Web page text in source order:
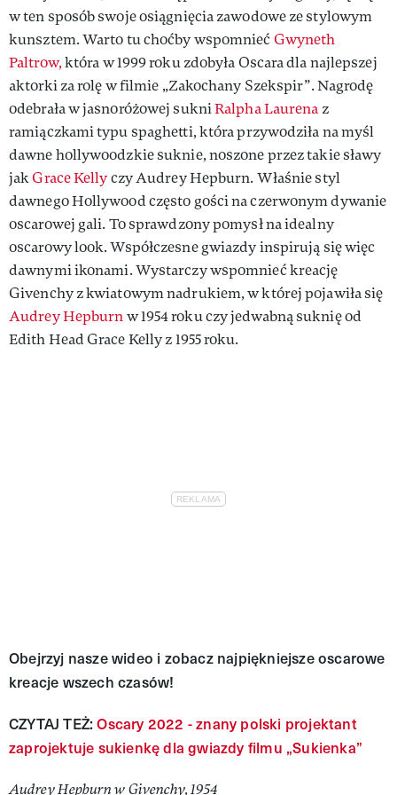
w ten sposób swoje osiągnięcia zawodowe ze stylowym
kunsztem. Warto tu choćby wspomniećGwyneth
Paltrow,która w 1999 roku zdobyła Oscara dla najlepszej
aktorki za rolę w filmie „Zakochany Szekspir”. Nagrodę
odebrała w jasnoróżowej sukniRalpha Laurena z
ramiączkami typu spaghetti, która przywodziła na myśl
dawne hollywoodzkie suknie, noszone przez takie sławy
jakGrace Kellyczy Audrey Hepburn. Właśnie styl
dawnego Hollywood często gości na czerwonym dywanie
oscarowej gali. To sprawdzony pomysł na idealny
oscarowy look. Współczesne gwiazdy inspirują się więc
dawnymi ikonami. Wystarczy wspomnieć kreację
Givenchy z kwiatowym nadrukiem, w której pojawiła się
Audrey Hepburnw 1954 roku czy jedwabną suknię od
Edith Head Grace Kelly z 1955 roku.
Obejrzyj nasze wideo i zobacz najpiękniejsze oscarowe
kreacje wszech czasów!
CZYTAJ TEŻ:Oscary 2022 - znany polski projektant
zaprojektuje sukienkę dla gwiazdy filmu „Sukienka”
Audrey Hepburn w Givenchy, 1954